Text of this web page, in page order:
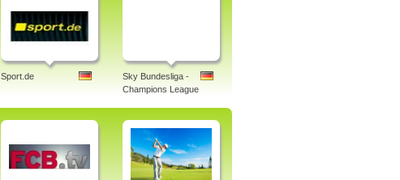
Sport.de
Sky Bundesliga -
Champions League